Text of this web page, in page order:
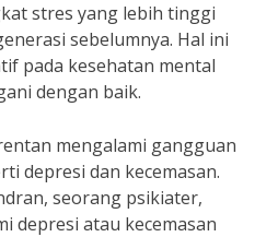
stres yang lebih tinggi
sebelumnya. Hal ini
pada kesehatan mental
dengan baik.
mengalami gangguan
depresi dan kecemasan.
seorang psikiater,
depresi atau kecemasan